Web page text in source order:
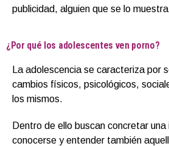
publicidad, alguien que se lo
¿Por qué los adolescentes ven porno?
La adolescencia se caracteriza por
cambios físicos, psicológicos,
los mismos.
Dentro de ello buscan concretar
conocerse y entender también